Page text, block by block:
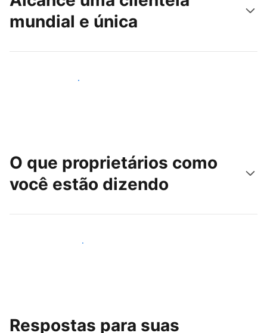
mundial e única
Alcançar novos hóspedes
O que proprietários como
você estão dizendo
Junte-se a outros anfitriões
Respostas para suas